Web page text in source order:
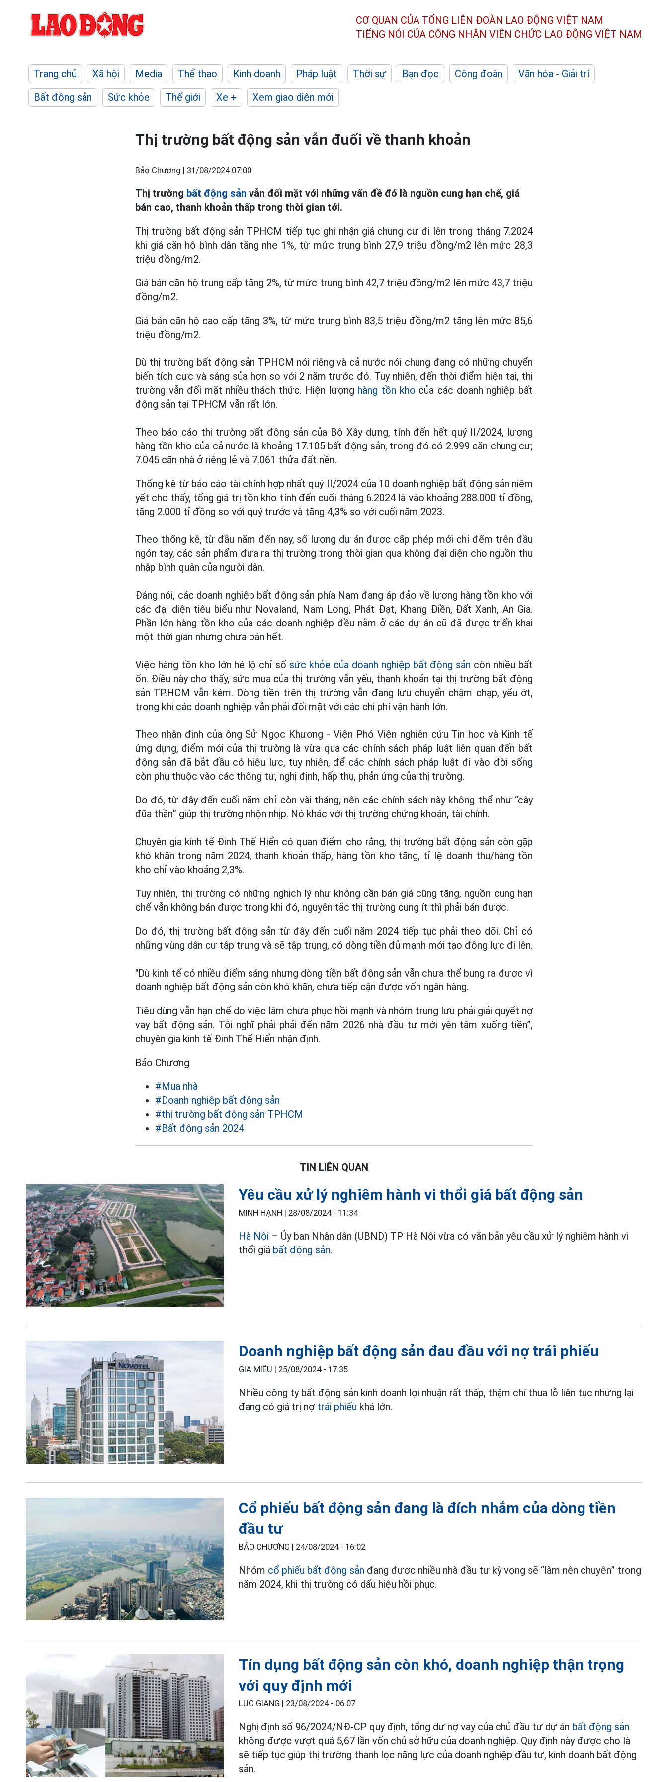
CƠ QUAN CỦA TỔNG LIÊN ĐOÀN LAO ĐỘNG VIỆT NAM
TIẾNG NÓI CỦA CÔNG NHÂN VIÊN CHỨC LAO ĐỘNG VIỆT NAM
Trang chủ Xã hội Media Thể thao Kinh doanh Pháp luật Thời sự Bạn đọc Công đoàn
Văn hóa - Giải trí
Bất động sản
Sức khỏe Thế giới Xe + Xem giao diện mới
Thị trường bất động sản vẫn đuối về thanh khoản
Bảo Chương | 31/08/2024 07:00
Thị trường bất động sản vẫn đối mặt với những vấn đề đó là nguồn cung hạn chế, giá
bán cao, thanh khoản thấp trong thời gian tới.
Thị trường bất động sản TPHCM tiếp tục ghi nhận giá chung cư đi lên trong tháng 7.2024
khi giá căn hộ bình dân tăng nhẹ 1%, từ mức trung bình 27,9 triệu đồng/m2 lên mức 28,3
triệu đồng/m2.
Giá bán căn hộ trung cấp tăng 2%, từ mức trung bình 42,7 triệu đồng/m2 lên mức 43,7 triệu
đồng/m2.
Giá bán căn hộ cao cấp tăng 3%, từ mức trung bình 83,5 triệu đồng/m2 tăng lên mức 85,6
triệu đồng/m2.
Dù thị trường bất động sản TPHCM nói riêng và cả nước nói chung đang có những chuyển
biến tích cực và sáng sủa hơn so với 2 năm trước đó. Tuy nhiên, đến thời điểm hiện tại, thị
trường vẫn đối mặt nhiều thách thức. Hiện lượng hàng tồn kho của các doanh nghiệp bất
động sản tại TPHCM vẫn rất lớn.
Theo báo cáo thị trường bất động sản của Bộ Xây dựng, tính đến hết quý II/2024, lượng
hàng tồn kho của cả nước là khoảng 17.105 bất động sản, trong đó có 2.999 căn chung cư;
7.045 căn nhà ở riêng lẻ và 7.061 thửa đất nền.
Thống kê từ báo cáo tài chính hợp nhất quý II/2024 của 10 doanh nghiệp bất động sản niêm
yết cho thấy, tổng giá trị tồn kho tính đến cuối tháng 6.2024 là vào khoảng 288.000 tỉ đồng,
tăng 2.000 tỉ đồng so với quý trước và tăng 4,3% so với cuối năm 2023.
Theo thống kê, từ đầu năm đến nay, số lượng dự án được cấp phép mới chỉ đếm trên đầu
ngón tay, các sản phẩm đưa ra thị trường trong thời gian qua không đại diện cho nguồn thu
nhập bình quân của người dân.
Đáng nói, các doanh nghiệp bất động sản phía Nam đang áp đảo về lượng hàng tồn kho với
các đại diện tiêu biểu như Novaland, Nam Long, Phát Đạt, Khang Điền, Đất Xanh, An Gia.
Phần lớn hàng tồn kho của các doanh nghiệp đều nằm ở các dự án cũ đã được triển khai
một thời gian nhưng chưa bán hết.
Việc hàng tồn kho lớn hé lộ chỉ số sức khỏe của doanh nghiệp bất động sản còn nhiều bất
ổn. Điều này cho thấy, sức mua của thị trường vẫn yếu, thanh khoản tại thị trường bất động
sản TP.HCM vẫn kém. Dòng tiền trên thị trường vẫn đang lưu chuyển chậm chạp, yếu ớt,
trong khi các doanh nghiệp vẫn phải đối mặt với các chi phí vận hành lớn.
Theo nhận định của ông Sử Ngọc Khương - Viện Phó Viện nghiên cứu Tin học và Kinh tế
ứng dụng, điểm mới của thị trường là vừa qua các chính sách pháp luật liên quan đến bất
động sản đã bắt đầu có hiệu lực, tuy nhiên, để các chính sách pháp luật đi vào đời sống
còn phụ thuộc vào các thông tư, nghị định, hấp thụ, phản ứng của thị trường.
Do đó, từ đây đến cuối năm chỉ còn vài tháng, nên các chính sách này không thể như “cây
đũa thần” giúp thị trường nhộn nhịp. Nó khác với thị trường chứng khoán, tài chính.
Chuyên gia kinh tế Đinh Thế Hiển có quan điểm cho rằng, thị trường bất động sản còn gặp
khó khăn trong năm 2024, thanh khoản thấp, hàng tồn kho tăng, tỉ lệ doanh thu/hàng tồn
kho chỉ vào khoảng 2,3%.
Tuy nhiên, thị trường có những nghịch lý như không cần bán giá cũng tăng, nguồn cung hạn
chế vẫn không bán được trong khi đó, nguyên tắc thị trường cung ít thì phải bán được.
Do đó, thị trường bất động sản từ đây đến cuối năm 2024 tiếp tục phải theo dõi. Chỉ có
những vùng dân cư tập trung và sẽ tập trung, có dòng tiền đủ mạnh mới tạo động lực đi lên.
"Dù kinh tế có nhiều điểm sáng nhưng dòng tiền bất động sản vẫn chưa thể bung ra được vì
doanh nghiệp bất động sản còn khó khăn, chưa tiếp cận được vốn ngân hàng.
Tiêu dùng vẫn hạn chế do việc làm chưa phục hồi mạnh và nhóm trung lưu phải giải quyết nợ
vay bất động sản. Tôi nghĩ phải phải đến năm 2026 nhà đầu tư mới yên tâm xuống tiền”,
chuyên gia kinh tế Đinh Thế Hiển nhận định.
Bảo Chương
#Mua nhà
#Doanh nghiệp bất động sản
#thị trường bất động sản TPHCM
#Bất động sản 2024
TIN LIÊN QUAN
Yêu cầu xử lý nghiêm hành vi thổi giá bất động sản
MINH HẠNH | 28/08/2024 - 11:34
Hà Nội – Ủy ban Nhân dân (UBND) TP Hà Nội vừa có văn bản yêu cầu xử lý nghiêm hành vi
thổi giá bất động sản.
Doanh nghiệp bất động sản đau đầu với nợ trái phiếu
GIA MIÊU | 25/08/2024 - 17:35
Nhiều công ty bất động sản kinh doanh lợi nhuận rất thấp, thậm chí thua lỗ liên tục nhưng lại
đang có giá trị nợ trái phiếu khá lớn.
Cổ phiếu bất động sản đang là đích nhắm của dòng tiền
đầu tư
BẢO CHƯƠNG | 24/08/2024 - 16:02
Nhóm cổ phiếu bất động sản đang được nhiều nhà đầu tư kỳ vọng sẽ “làm nên chuyện” trong
năm 2024, khi thị trường có dấu hiệu hồi phục.
Tín dụng bất động sản còn khó, doanh nghiệp thận trọng
với quy định mới
LỤC GIANG | 23/08/2024 - 06:07
Nghị định số 96/2024/NĐ-CP quy định, tổng dư nợ vay của chủ đầu tư dự án bất động sản
không được vượt quá 5,67 lần vốn chủ sở hữu của doanh nghiệp. Quy định này được cho là
sẽ tiếp tục giúp thị trường thanh lọc năng lực của doanh nghiệp đầu tư, kinh doanh bất động
sản.